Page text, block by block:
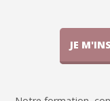
JE